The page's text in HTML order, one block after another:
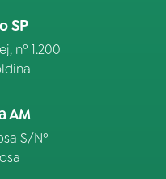
SP
nº 1.200
AM
S/Nº